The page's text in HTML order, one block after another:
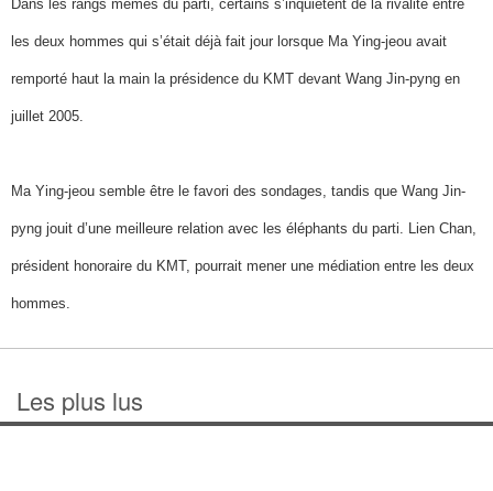
Dans les rangs mêmes du parti, certains s’inquiètent de la rivalité entre
les deux hommes qui s’était déjà fait jour lorsque Ma Ying-jeou avait
remporté haut la main la présidence du KMT devant Wang Jin-pyng en
juillet 2005.
Ma Ying-jeou semble être le favori des sondages, tandis que Wang Jin-
pyng jouit d’une meilleure relation avec les éléphants du parti. Lien Chan,
président honoraire du KMT, pourrait mener une médiation entre les deux
hommes.
Les plus lus